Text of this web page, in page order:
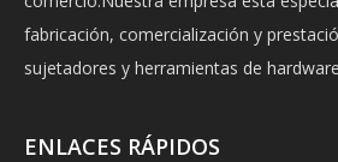
fabricación, comercialización y
sujetadores y herramientas de
ENLACES RÁPIDOS